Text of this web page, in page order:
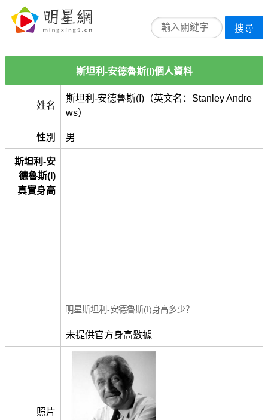
搜尋
斯坦利-安德魯斯(I)個人資料
姓名
斯坦利-安德魯斯(I)（英文名：Stanley Andre
ws）
性別 男
斯坦利-安
德魯斯(I)
真實身高
明星斯坦利-安德魯斯(I)身高多少？
未提供官方身高數據
照片